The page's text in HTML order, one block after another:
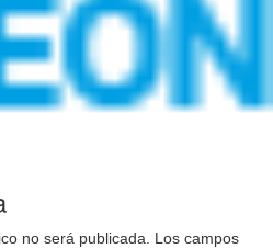
no será publicada.
Los campos